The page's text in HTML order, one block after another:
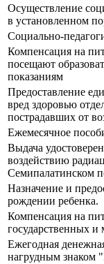
Осуществление
в установленном
Социально-
Компенсация на
посещают
показаниям
Предоставление
вред здоровью
пострадавших от
Ежемесячное
Выдача
воздействию
Семипалатинском
Назначение и
рождении ребенка.
Компенсация на
государственных
Ежегодная
нагрудным знаком